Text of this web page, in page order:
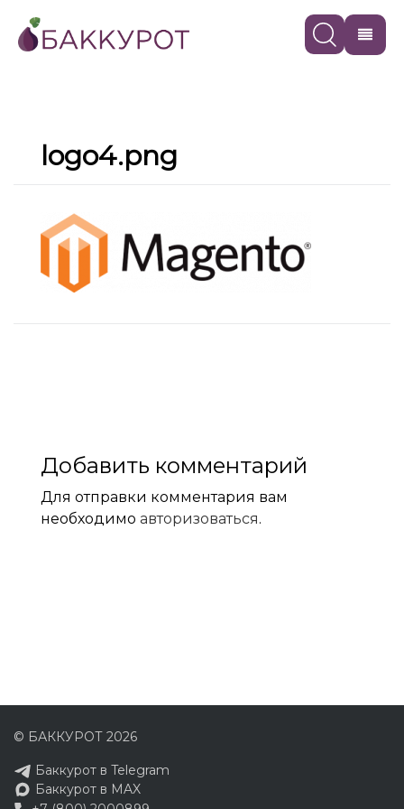
logo4.png
Добавить комментарий
Для отправки комментария вам
необходимо авторизоваться.
© БАККУРОТ 2026
Баккурот в Telegram
Баккурот в MAX